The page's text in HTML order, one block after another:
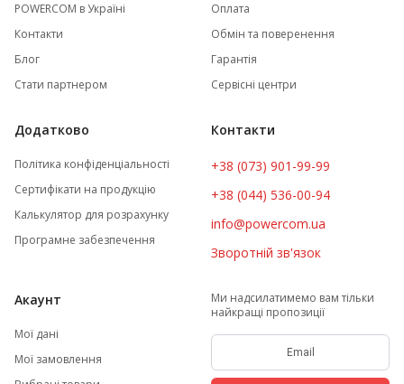
POWERCOM в Україні
Контакти
Блог
Стати партнером
Оплата
Обмін та поверенення
Гарантія
Сервісні центри
Додатково
Політика конфіденціальності
Сертифікати на продукцію
Калькулятор для розрахунку
Програмне забезпечення
Контакти
+38 (073) 901-99-99
+38 (044) 536-00-94
info@powercom.ua
Зворотній зв'язок
Акаунт
Мої дані
Мої замовлення
Ми надсилатимемо вам тільки
найкращі пропозиції